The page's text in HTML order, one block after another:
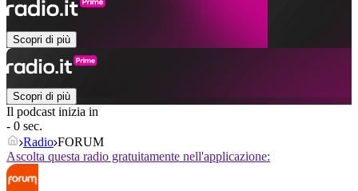
Scopri di più
Scopri di più
Il podcast inizia in
- 0 sec.
Radio FORUM
Ascolta questa radio gratuitamente nell'applicazione: